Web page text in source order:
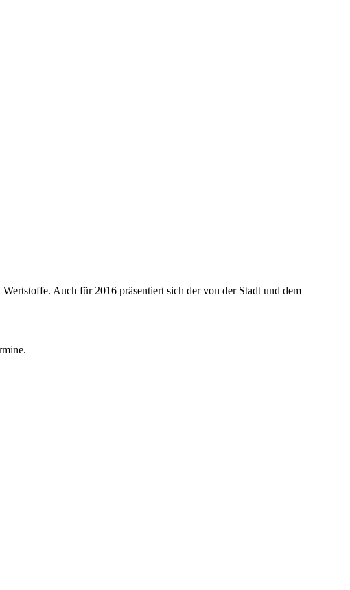
Auch für 2016 präsentiert sich der von der Stadt und dem